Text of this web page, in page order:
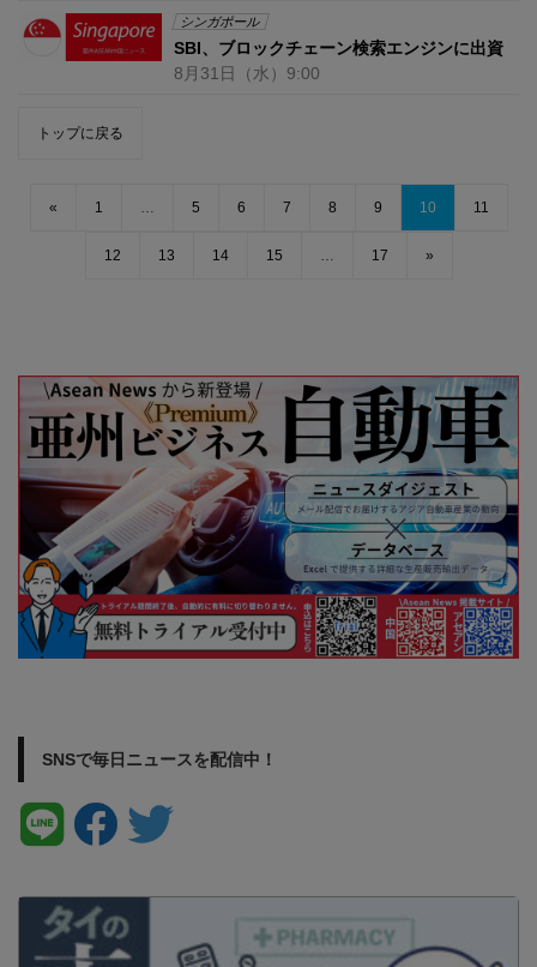
シンガポール
SBI、ブロックチェーン検索エンジンに出資
8月31日 （水） 9:00
トップに戻る
« 1 5 6 7 8 9 10 11
12 13 14 15 17 »
SNSで毎日ニュースを配信中！